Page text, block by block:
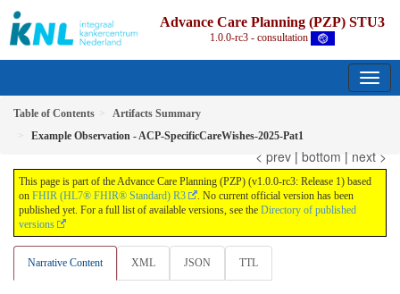
Advance Care Planning (PZP) STU3
1.0.0-rc3 - consultation
Table of Contents
Artifacts Summary
Example Observation - ACP-SpecificCareWishes-2025-Pat1
< prev | bottom | next >
This page is part of the Advance Care Planning (PZP) (v1.0.0-rc3: Release 1) based
on FHIR (HL7® FHIR® Standard) R3
. No current official version has been
published yet. For a full list of available versions, see the Directory of published
versions
Narrative Content XML JSON TTL